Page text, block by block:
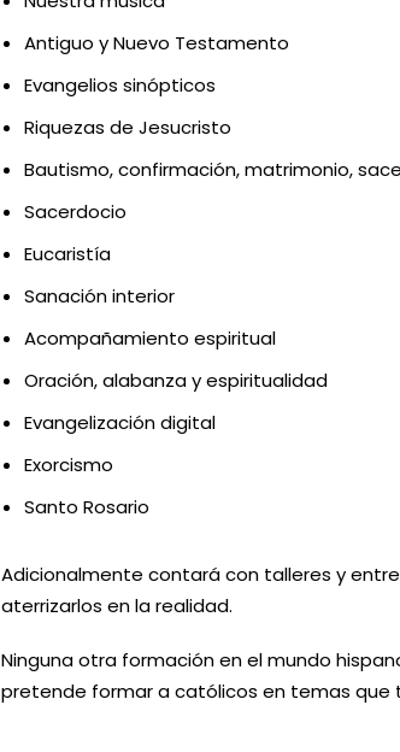
Antiguo y Nuevo Testamento
Evangelios sinópticos
Riquezas de Jesucristo
Bautismo, confirmación, matrimonio,
Sacerdocio
Eucaristía
Sanación interior
Acompañamiento espiritual
Oración, alabanza y espiritualidad
Evangelización digital
Exorcismo
Santo Rosario
Adicionalmente contará con talleres y
aterrizarlos en la realidad.
Ninguna otra formación en el mundo
pretende formar a católicos en temas que